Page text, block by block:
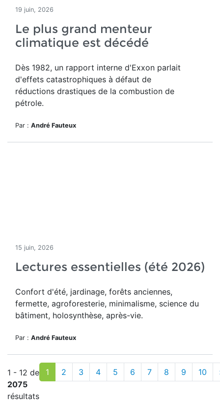
19 juin, 2026
Le plus grand menteur
climatique est décédé
Dès 1982, un rapport interne d'Exxon parlait
d'effets catastrophiques à défaut de
réductions drastiques de la combustion de
pétrole.
Par : André Fauteux
15 juin, 2026
Lectures essentielles (été 2026)
Confort d'été, jardinage, forêts anciennes,
fermette, agroforesterie, minimalisme, science du
bâtiment, holosynthèse, après-vie.
Par : André Fauteux
1 - 12 de
2075
résultats
1 2 3 4 5 6 7 8 9 10